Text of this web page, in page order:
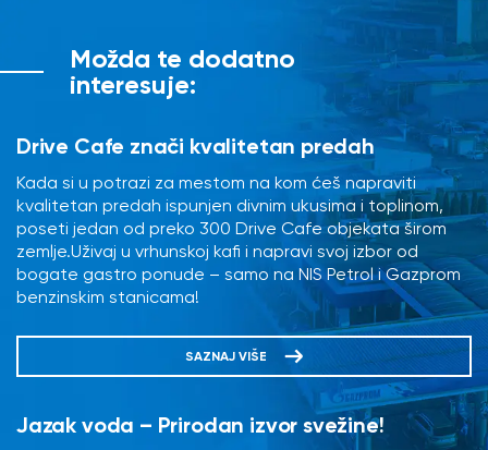
Možda te dodatno
interesuje:
Drive Cafe znači kvalitetan predah
Kada si u potrazi za mestom na kom ćeš napraviti
kvalitetan predah ispunjen divnim ukusima i toplinom,
poseti jedan od preko 300 Drive Cafe objekata širom
zemlje.Uživaj u vrhunskoj kafi i napravi svoj izbor od
bogate gastro ponude – samo na NIS Petrol i Gazprom
benzinskim stanicama!
SAZNAJ VIŠE
Jazak voda – Prirodan izvor svežine!